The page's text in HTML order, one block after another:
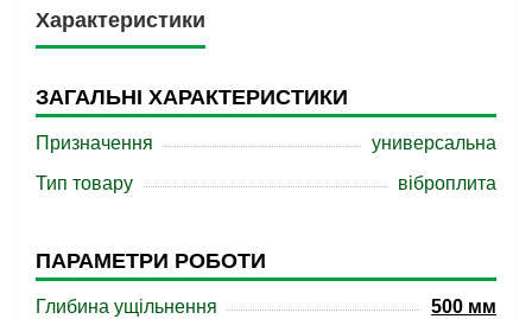
Характеристики
ЗАГАЛЬНІ ХАРАКТЕРИСТИКИ
Призначення
универсальна
Тип товару
віброплита
ПАРАМЕТРИ РОБОТИ
Глибина ущільнення
500 мм